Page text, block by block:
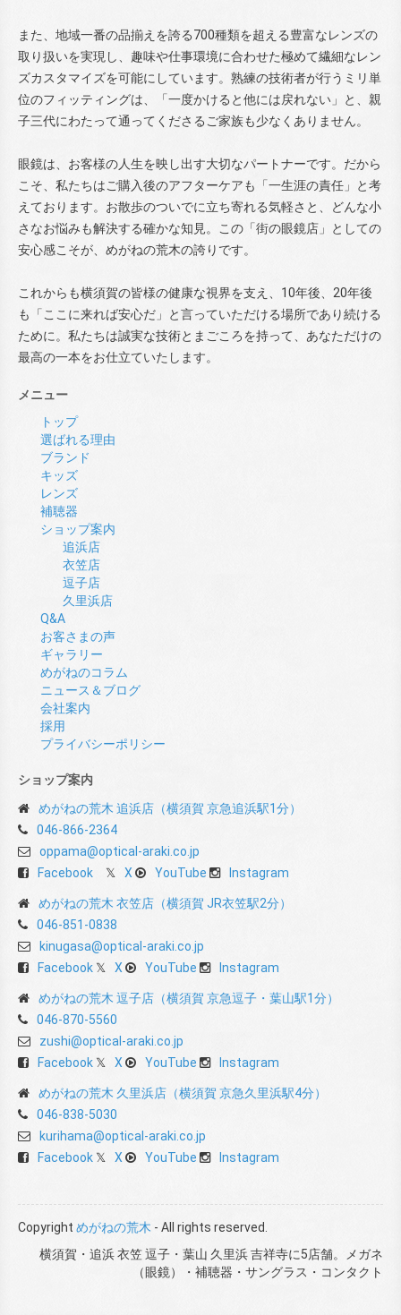
また、地域一番の品揃えを誇る700種類を超える豊富なレンズの
取り扱いを実現し、趣味や仕事環境に合わせた極めて繊細なレン
ズカスタマイズを可能にしています。熟練の技術者が行うミリ単
位のフィッティングは、「一度かけると他には戻れない」と、親
子三代にわたって通ってくださるご家族も少なくありません。
眼鏡は、お客様の人生を映し出す大切なパートナーです。だから
こそ、私たちはご購入後のアフターケアも「一生涯の責任」と考
えております。お散歩のついでに立ち寄れる気軽さと、どんな小
さなお悩みも解決する確かな知見。この「街の眼鏡店」としての
安心感こそが、めがねの荒木の誇りです。
これからも横須賀の皆様の健康な視界を支え、10年後、20年後
も「ここに来れば安心だ」と言っていただける場所であり続ける
ために。私たちは誠実な技術とまごころを持って、あなただけの
最高の一本をお仕立ていたします。
メニュー
トップ
選ばれる理由
ブランド
キッズ
レンズ
補聴器
ショップ案内
追浜店
衣笠店
逗子店
久里浜店
Q&A
お客さまの声
ギャラリー
めがねのコラム
ニュース＆ブログ
会社案内
採用
プライバシーポリシー
ショップ案内
めがねの荒木 追浜店（横須賀 京急追浜駅1分）
046-866-2364
oppama@optical-araki.co.jp
Facebook
X YouTube Instagram
めがねの荒木 衣笠店（横須賀 JR衣笠駅2分）
046-851-0838
kinugasa@optical-araki.co.jp
Facebook
X YouTube Instagram
めがねの荒木 逗子店（横須賀 京急逗子・葉山駅1分）
046-870-5560
zushi@optical-araki.co.jp
Facebook
X YouTube Instagram
めがねの荒木 久里浜店（横須賀 京急久里浜駅4分）
046-838-5030
kurihama@optical-araki.co.jp
Facebook
X YouTube Instagram
Copyright めがねの荒木 - All rights reserved.
横須賀・追浜 衣笠 逗子・葉山 久里浜 吉祥寺に5店舗。メガネ
（眼鏡）・補聴器・サングラス・コンタクト